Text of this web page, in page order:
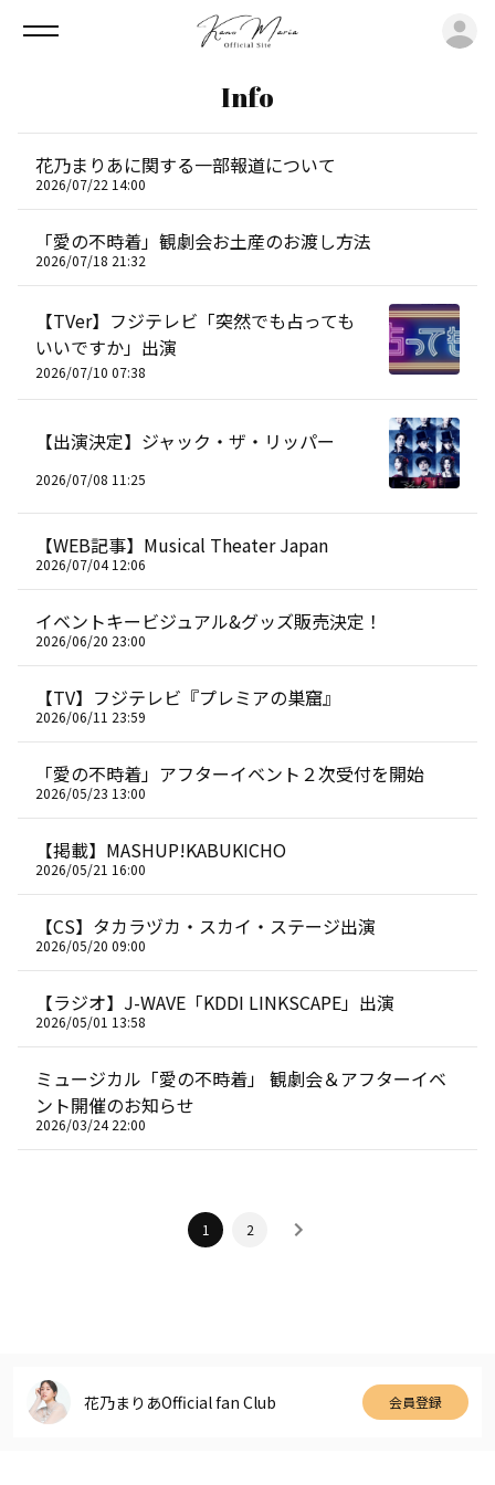
Info
花乃まりあに関する一部報道について
2026/07/22 14:00
「愛の不時着」観劇会お土産のお渡し方法
2026/07/18 21:32
【TVer】フジテレビ「突然でも占っても
いいですか」出演
2026/07/10 07:38
【出演決定】ジャック・ザ・リッパー
2026/07/08 11:25
【WEB記事】Musical Theater Japan
2026/07/04 12:06
イベントキービジュアル&グッズ販売決定！
2026/06/20 23:00
【TV】フジテレビ『プレミアの巣窟』
2026/06/11 23:59
「愛の不時着」アフターイベント２次受付を開始
2026/05/23 13:00
【掲載】MASHUP!KABUKICHO
2026/05/21 16:00
【CS】タカラヅカ・スカイ・ステージ出演
2026/05/20 09:00
【ラジオ】J-WAVE「KDDI LINKSCAPE」出演
2026/05/01 13:58
ミュージカル「愛の不時着」 観劇会＆アフターイベ
ント開催のお知らせ
2026/03/24 22:00
1 2
花乃まりあOfficial fan Club 会員登録